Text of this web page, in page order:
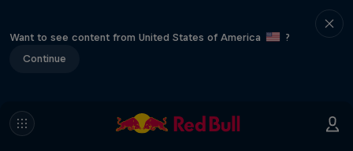
Want to see content from United States of America
?
Continue